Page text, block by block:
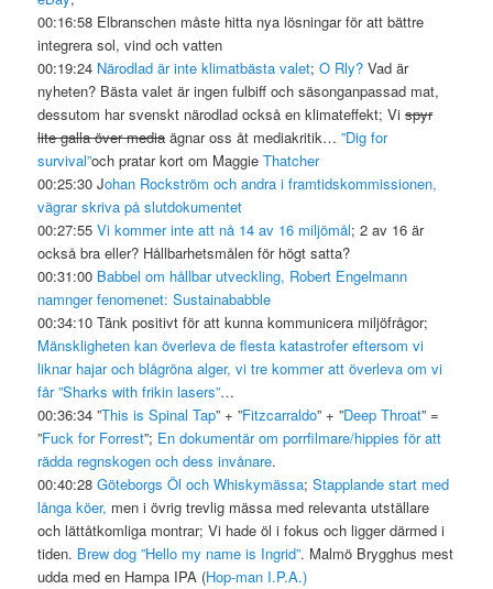
00:16:58 Elbranschen måste hitta nya lösningar för att bättre
integrera sol, vind och vatten
00:19:24 Närodlad är inte klimatbästa valet;O Rly? Vad är
nyheten? Bästa valet är ingen fulbiff och säsonganpassad mat,
dessutom har svenskt närodlad också en klimateffekt; Vispyr
lite galla över media ägnar oss åt mediakritik…”Dig for
survival”och pratar kort om MaggieThatcher
00:25:30 Johan Rockström och andra i framtidskommissionen,
vägrar skriva på slutdokumentet
00:27:55Vi kommer inte att nå 14 av 16 miljömål; 2 av 16 är
också bra eller? Hållbarhetsmålen för högt satta?
00:31:00 Babbel om hållbar utveckling, Robert Engelmann
namnger fenomenet: Sustainababble
00:34:10 Tänk positivt för att kunna kommunicera miljöfrågor;
Mänskligheten kan överleva de flesta katastrofer eftersom vi
liknar hajar och blågröna alger, vi tre kommer att överleva om vi
får ”Sharks with frikin lasers”…
00:36:34 ”This is Spinal Tap” + ”Fitzcarraldo” + ”Deep Throat” =
”Fuck for Forrest”; En dokumentär om porrfilmare/hippies för att
rädda regnskogen och dess invånare.
00:40:28Göteborgs Öl och Whiskymässa; Stapplande start med
långa köer, men i övrig trevlig mässa med relevanta utställare
och lättåtkomliga montrar; Vi hade öl i fokus och ligger därmed i
tiden. Brew dog ”Hello my name is Ingrid”. Malmö Brygghus mest
udda med en Hampa IPA (Hop-man I.P.A.)